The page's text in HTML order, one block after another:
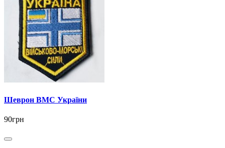
Шеврон ВМС України
90грн